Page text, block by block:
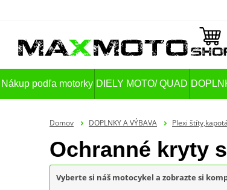
Nákup podľa motorky DIELY MOTO/ QUAD
Domov DOPLNKY A VÝBAVA Plexi
Ochranné kryty
Vyberte si náš motocykel a zobrazte si